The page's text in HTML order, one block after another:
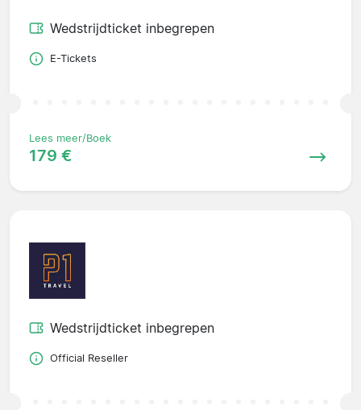
Wedstrijdticket inbegrepen
E-Tickets
Lees meer/Boek
179 €
Wedstrijdticket inbegrepen
Official Reseller